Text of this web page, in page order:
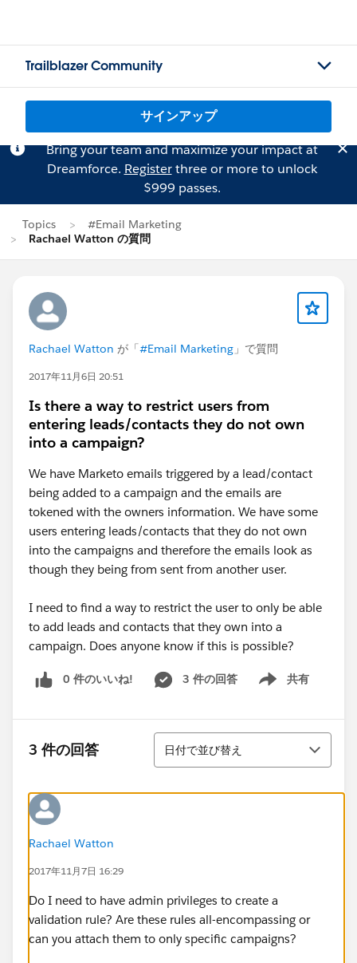
Trailblazer Community
サインアップ
Bring your team and maximize your impact at
Dreamforce. Registerthree or more to unlock
$999 passes.
Topics
#Email Marketing
Rachael Watton の質問
Rachael Watton が「#Email Marketing 」で質問
2017年11月6日 20:51
Is there a way to restrict users from
entering leads/contacts they do not own
into a campaign?
We have Marketo emails triggered by a lead/contact
being added to a campaign and the emails are
tokened with the owners information. We have some
users entering leads/contacts that they do not own
into the campaigns and therefore the emails look as
though they being from sent from another user.
I need to find a way to restrict the user to only be able
to add leads and contacts that they own into a
campaign. Does anyone know if this is possible?
0 件のいいね! 3 件の回答 共有
Show menu
3 件の回答
並び替え
日付で並び替え
Rachael Watton
2017年11月7日 16:29
Do I need to have admin privileges to create a
validation rule? Are these rules all-encompassing or
can you attach them to only specific campaigns?